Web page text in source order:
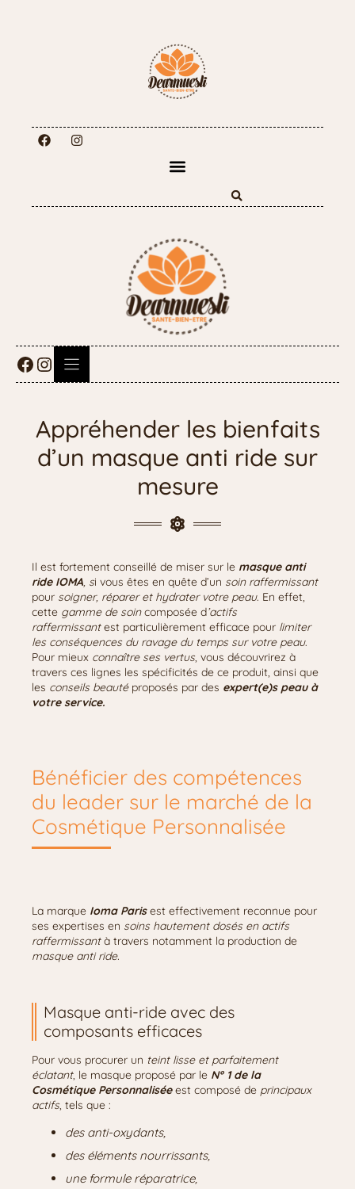
Appréhender les bienfaits
d’un masque anti ride sur
mesure
Il est fortement conseillé de miser sur le masque anti
ride IOMA, si vous êtes en quête d’un soin raffermissant
pour soigner, réparer et hydrater votre peau. En effet,
cette gamme de soincomposée d’actifs
raffermissantest particulièrement efficace pour limiter
les conséquences du ravage du temps sur votre peau.
Pour mieux connaître ses vertus, vous découvrirez à
travers ces lignes les spécificités de ce produit, ainsi que
les conseils beautéproposés par des expert(e)s peau à
votre service.
Bénéficier des compétences
du leader sur le marché de la
Cosmétique Personnalisée
La marque Ioma Parisest effectivement reconnue pour
ses expertises en soins hautement dosés en actifs
raffermissantà travers notamment la production de
masque anti ride.
Masque anti-ride avec des
composants efficaces
Pour vous procurer un teint lisse et parfaitement
éclatant, le masque proposé par le N° 1 de la
Cosmétique Personnaliséeest composé de principaux
actifs, tels que :
des anti-oxydants,
des éléments nourrissants,
une formule réparatrice,